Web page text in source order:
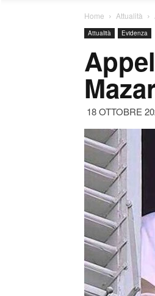
Home Attualità
Attualità Evidenza
18 OTTOBRE